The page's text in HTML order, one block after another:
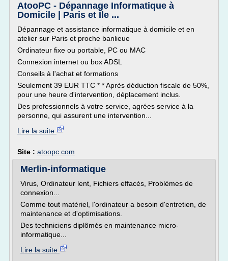
AtooPC - Dépannage Informatique à
Domicile | Paris et Île ...
Dépannage et assistance informatique à domicile et en
atelier sur Paris et proche banlieue
Ordinateur fixe ou portable, PC ou MAC
Connexion internet ou box ADSL
Conseils à l'achat et formations
Seulement 39 EUR TTC * * Après déduction fiscale de 50%,
pour une heure d'intervention, déplacement inclus.
Des professionnels à votre service, agrées service à la
personne, qui assurent une intervention...
Lire la suite
Site : atoopc.com
Merlin-informatique
Virus, Ordinateur lent, Fichiers effacés, Problèmes de
connexion...
Comme tout matériel, l'ordinateur a besoin d'entretien, de
maintenance et d'optimisations.
Des techniciens diplômés en maintenance micro-
informatique...
Lire la suite